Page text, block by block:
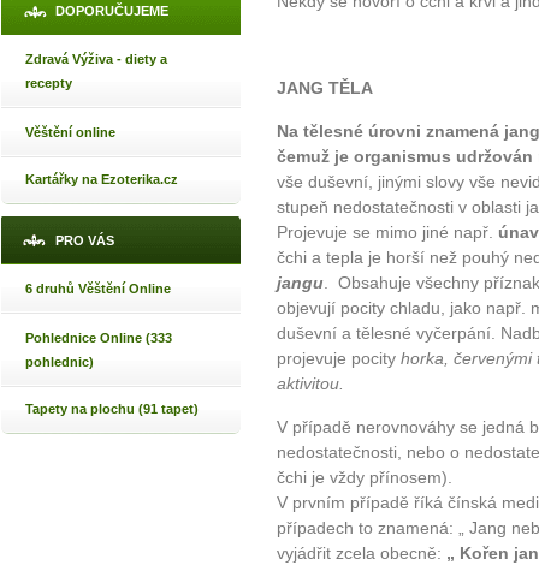
DOPORUČUJEME
Zdravá Výživa - diety a
recepty
Věštění online
Kartářky na Ezoterika.cz
PRO VÁS
6 druhů Věštění Online
Pohlednice Online (333
pohlednic)
Tapety na plochu (91 tapet)
JANG TĚLA
Na tělesné úrovni znamená
čemuž je organismus udržován
vše duševní, jinými slovy vše
stupeň nedostatečnosti v oblasti
Projevuje se mimo jiné např.
čchi a tepla je horší než pouhý
jangu . Obsahuje všechny
objevují pocity chladu, jako např.
duševní a tělesné vyčerpání.
projevuje pocity horka, červenými
aktivitou.
V případě nerovnováhy se jedná
nedostatečnosti, nebo o
čchi je vždy přínosem).
V prvním případě říká čínská
případech to znamená: „ Jang
vyjádřit zcela obecně: „ Kořen